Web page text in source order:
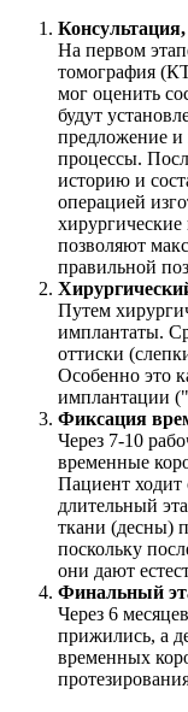
На первом
томография
мог оценить
будут
предложение
процессы.
историю и
операцией
позволяют
правильной
Путем
имплантаты.
оттиски
Особенно это
имплантации
Фиксация
Через 7-10
временные
Пациент ходит
длительный
ткани (десны)
поскольку
они дают
Финальный
Через 6
прижились, а
временных